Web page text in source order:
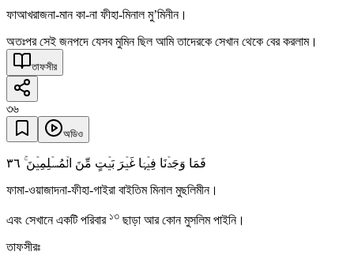
ফাআখরাজনা-মান কা-না ফীহা-মিনাল মু’মিনীন।
অতঃপর সেই জনপদে যেসব মুমিন ছিল আমি তাদেরকে সেখান থেকে বের করলাম।
তাফসীর
৩৬
অডিও
فَمَا وَجَدۡنَا فِیۡہَا غَیۡرَ بَیۡتٍ مِّنَ الۡمُسۡلِمِیۡنَ ۚ ٣٦
ফামা-ওয়াজাদনা-ফীহা-গাইরা বাইতিম মিনাল মুছলিমীন।
এবং সেখানে একটি পরিবার ১৩ ছাড়া আর কোন মুসলিম পাইনি।
তাফসীরঃ